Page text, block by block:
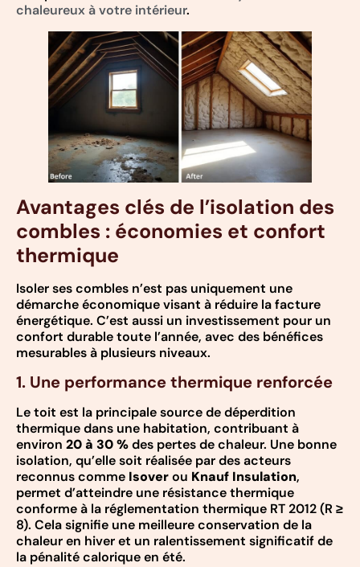
chaleureux à votre intérieur.
Avantages clés de l’isolation des
combles : économies et confort
thermique
Isoler ses combles n’est pas uniquement une
démarche économique visant à réduire la facture
énergétique. C’est aussi un investissement pour un
confort durable toute l’année, avec des bénéfices
mesurables à plusieurs niveaux.
1. Une performance thermique renforcée
Le toit est la principale source de déperdition
thermique dans une habitation, contribuant à
environ 20 à 30 %des pertes de chaleur. Une bonne
isolation, qu’elle soit réalisée par des acteurs
reconnus comme Isoverou Knauf Insulation,
permet d’atteindre une résistance thermique
conforme à la réglementation thermique RT 2012 (R ≥
8). Cela signifie une meilleure conservation de la
chaleur en hiver et un ralentissement significatif de
la pénalité calorique en été.